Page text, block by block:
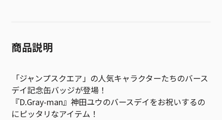
商品説明
「ジャンプスクエア」の人気キャラクターたちのバース
デイ記念缶バッジが登場！
『D.Gray-man』神田ユウのバースデイをお祝いするの
にピッタリなアイテム！